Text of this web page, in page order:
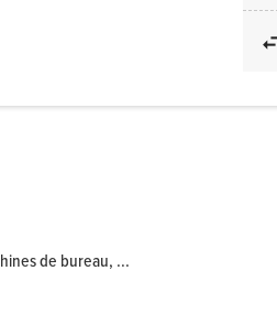
de bureau, ...